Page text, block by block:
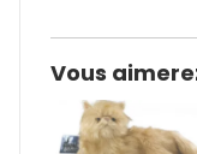
Vous